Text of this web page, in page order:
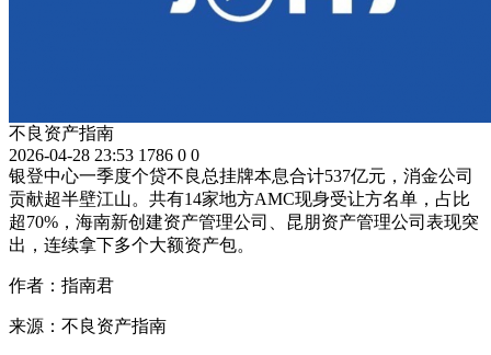
不良资产指南
2026-04-28 23:53 1786 0 0
银登中心一季度个贷不良总挂牌本息合计537亿元，消金公司
贡献超半壁江山。共有14家地方AMC现身受让方名单，占比
超70%，海南新创建资产管理公司、昆朋资产管理公司表现突
出，连续拿下多个大额资产包。
作者：指南君
来源：不良资产指南